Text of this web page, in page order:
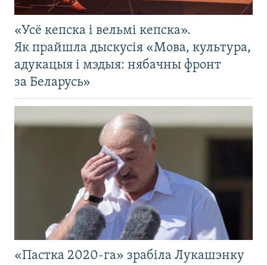
«Усё кепска і вельмі кепска».
Як прайшла дыскусія «Мова, культура,
адукацыя і мэдыя: нябачны фронт
за Беларусь»
«Пастка 2020-га» зрабіла Лукашэнку